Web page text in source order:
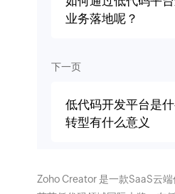
业务落地呢？
下一页
低代码开发平台是
转型有什么意义
Zoho Creator 是一款SaaS云